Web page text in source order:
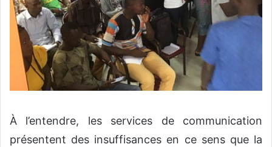
À l’entendre, les services de communication
présentent des insuffisances en ce sens que la